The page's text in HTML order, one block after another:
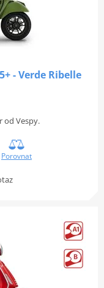
- Verde Ribelle
od Vespy.
Porovnat